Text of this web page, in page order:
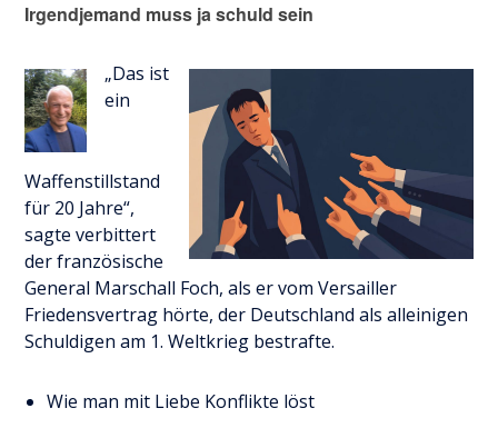
Irgendjemand muss ja schuld sein
„Das ist
ein
Waffenstillstand
für 20 Jahre“,
sagte verbittert
der französische
General Marschall Foch, als er vom Versailler
Friedensvertrag hörte, der Deutschland als alleinigen
Schuldigen am 1. Weltkrieg bestrafte.
Wie man mit Liebe Konflikte löst